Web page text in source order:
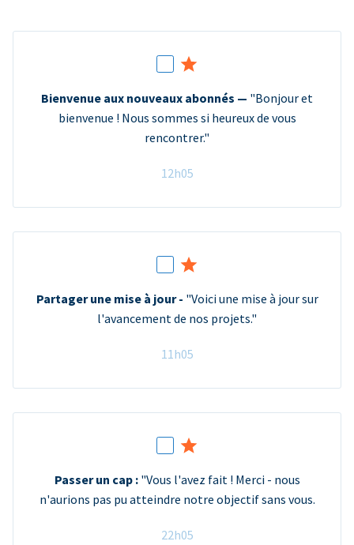
Bienvenue aux nouveaux abonnés — "Bonjour et
bienvenue ! Nous sommes si heureux de vous
rencontrer."
12h05
Partager une mise à jour - "Voici une mise à jour sur
l'avancement de nos projets."
11h05
Passer un cap :"Vous l'avez fait ! Merci - nous
n'aurions pas pu atteindre notre objectif sans vous.
22h05